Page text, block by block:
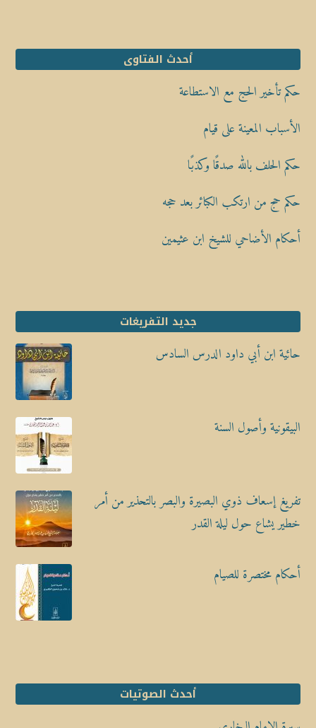
أحدث الفتاوى
حكم تأخير الحج مع الاستطاعة
الأسباب المعينة على قيام
حكم الحلف بالله صدقًا وكذبًا
حكم حج من ارتكب الكبائر بعد حجه
أحكام الأضاحي للشيخ ابن عثيمين
جديد التفريغات
حائية ابن أبي داود الدرس السادس
البيقونية وأصول السنة
تفريغ إسعاف ذوي البصيرة والبصر بالتحذير من أمر
خطير يشاع حول ليلة القدر
أحكام مختصرة للصيام
أحدث الصوتيات